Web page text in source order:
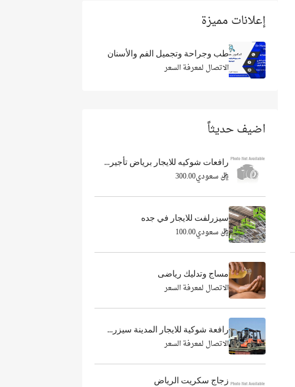
إعلانات مميزة
طب وجراحة وتجميل الفم والأسنان
الاتصال لمعرفة السعر
اضيف حديثاً
رافعات شوكيه للايجار برياض تأجير...
ريال سعودي300.00
سيزرلفت للايجار في جده
ريال سعودي100.00
مساج وتدليك رياضى
الاتصال لمعرفة السعر
رافعة شوكية للايجار المدينة سيزر...
الاتصال لمعرفة السعر
زجاج سكريت الرياض